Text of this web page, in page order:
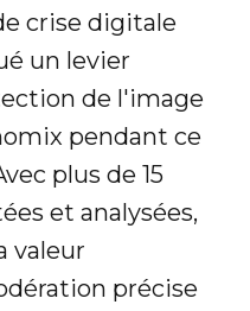
crise digitale
un levier
de l'image
pendant ce
plus de 15
et analysées,
valeur
précise